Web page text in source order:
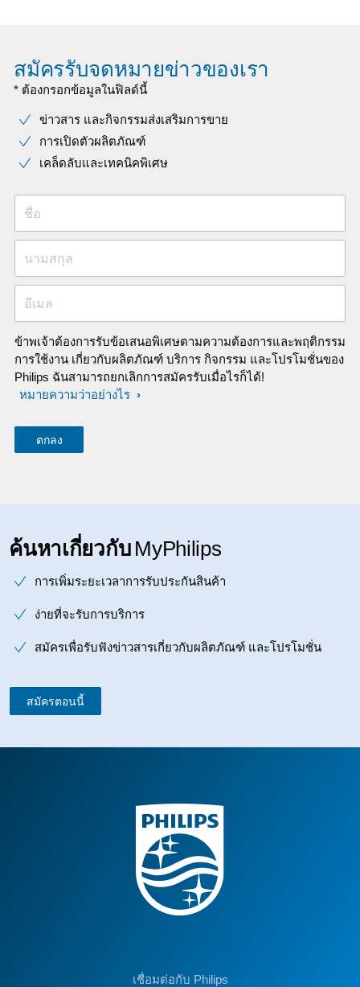
สมัครรับจดหมายข่าวของเรา
* ต้องกรอกข้อมูลในฟิลด์นี้
ข่าวสาร และกิจกรรมส่งเสริมการขาย
การเปิดตัวผลิตภัณฑ์
เคล็ดลับและเทคนิคพิเศษ
ชื่อ
นามสกุล
อีเมล
ข้าพเจ้าต้องการรับข้อเสนอพิเศษตามความต้องการและพฤติกรรม
การใช้งาน เกี่ยวกับผลิตภัณฑ์ บริการ กิจกรรม และโปรโมชั่นของ
Philips ฉันสามารถยกเลิกการสมัครรับเมื่อไรก็ได้!
หมายความว่าอย่างไร
ค้นหาเกี่ยวกับ MyPhilips
การเพิ่มระยะเวลาการรับประกันสินค้า
ง่ายที่จะรับการบริการ
สมัครเพื่อรับฟังข่าวสารเกี่ยวกับผลิตภัณฑ์ และโปรโมชั่น
สมัครตอนนี้
เชื่อมต่อกับ Philips